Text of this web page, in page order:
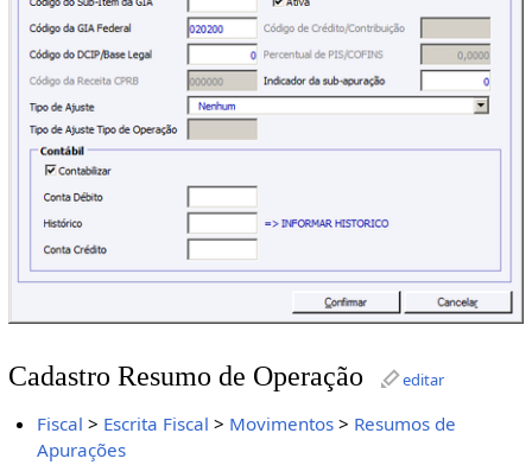
Cadastro Resumo de Operação editar
Fiscal > Escrita Fiscal > Movimentos > Resumos de
Apurações